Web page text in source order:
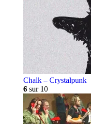
Chalk – Crystalpunk
6 sur 10